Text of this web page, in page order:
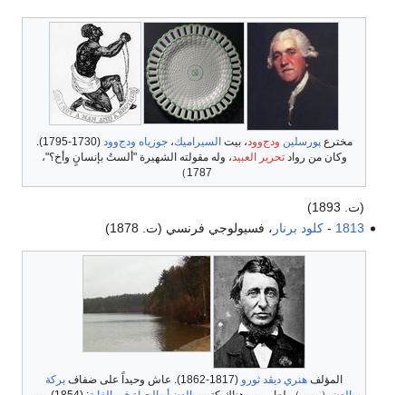
مخترعپورسلين ودج‌وود ، بيتالسيراميك،جوزياه ودج‌وود
(1730-1795).
وكان من روادتحرير العبيد ، وله مقولته الشهيرة "ألستُ بإنسانٍ وأخ؟"،
1787）
(ت. 1893)
1813
-كلود برنار ، فسيولوجي فرنسي (ت. 1878)
المؤلف هنري ديڤد ثورو (1817-1862). عاش وحيداً على ضفاف
بركة